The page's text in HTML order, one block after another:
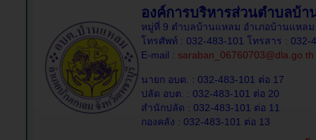
องค์การบริหารส่วนตำบลบ้า
หมู่ที่ 9 ตำบลบ้านแหลม อำเภอบ้านแหลม
โทรศัพท์ : 032-483-101 โทรสาร : 032-
E-mail : saraban_06760703@dla.go.th
นายก อบต. : 032-483-101 ต่อ 17
ปลัด อบต. : 032-483-101 ต่อ 20
สำนักปลัด : 032-483-101 ต่อ 11
กองคลัง : 032-483-101 ต่อ 13